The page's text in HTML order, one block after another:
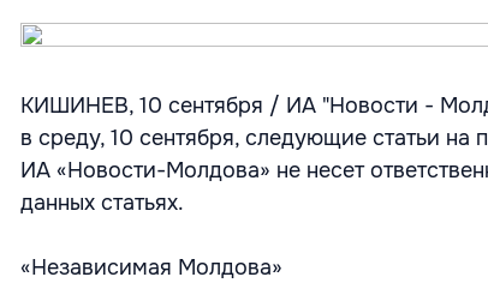
КИШИНЕВ, 10 сентября / ИА "Новости -
в среду, 10 сентября, следующие статьи
ИА «Новости-Молдова» не несет
данных статьях.
«Независимая Молдова»